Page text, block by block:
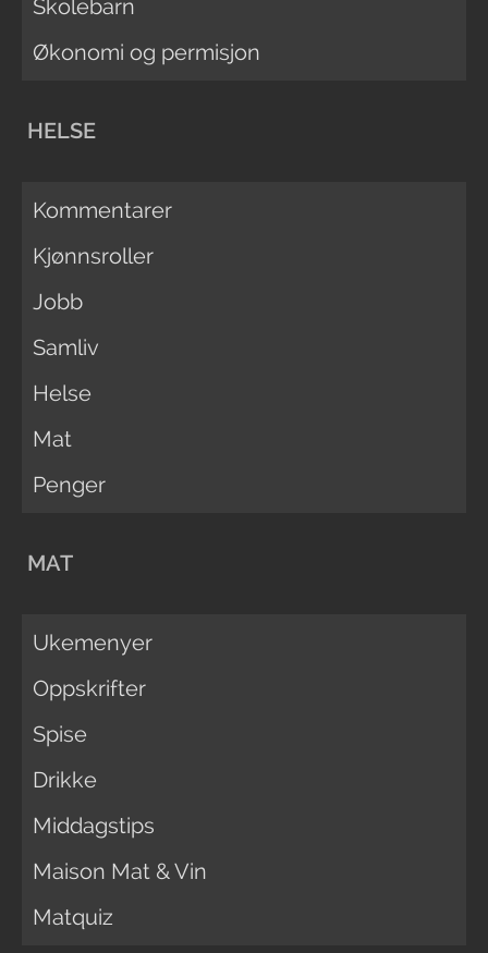
Skolebarn
Økonomi og permisjon
HELSE
Kommentarer
Kjønnsroller
Jobb
Samliv
Helse
Mat
Penger
MAT
Ukemenyer
Oppskrifter
Spise
Drikke
Middagstips
Maison Mat & Vin
Matquiz